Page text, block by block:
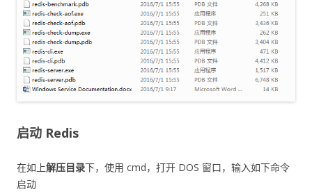
启动 Redis
在如上解压目录下，使用 cmd，打开 DOS 窗口，输入如下命令
启动